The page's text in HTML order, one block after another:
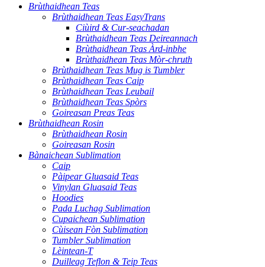
Brùthaidhean Teas
Brùthaidhean Teas EasyTrans
Ciùird & Cur-seachadan
Brùthaidhean Teas Deireannach
Brùthaidhean Teas Àrd-inbhe
Brùthaidhean Teas Mòr-chruth
Brùthaidhean Teas Mug is Tumbler
Brùthaidhean Teas Caip
Brùthaidhean Teas Leubail
Brùthaidhean Teas Spòrs
Goireasan Preas Teas
Brùthaidhean Rosin
Brùthaidhean Rosin
Goireasan Rosin
Bànaichean Sublimation
Caip
Pàipear Gluasaid Teas
Vinylan Gluasaid Teas
Hoodies
Pada Luchag Sublimation
Cupaichean Sublimation
Cùisean Fòn Sublimation
Tumbler Sublimation
Lèintean-T
Duilleag Teflon & Teip Teas